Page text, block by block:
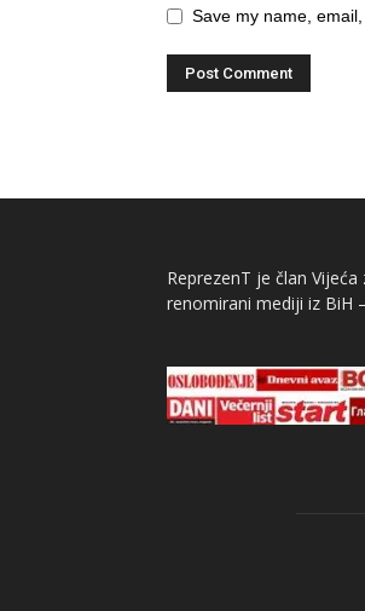
Save my name,
ReprezenT je član
renomirani mediji iz BiH